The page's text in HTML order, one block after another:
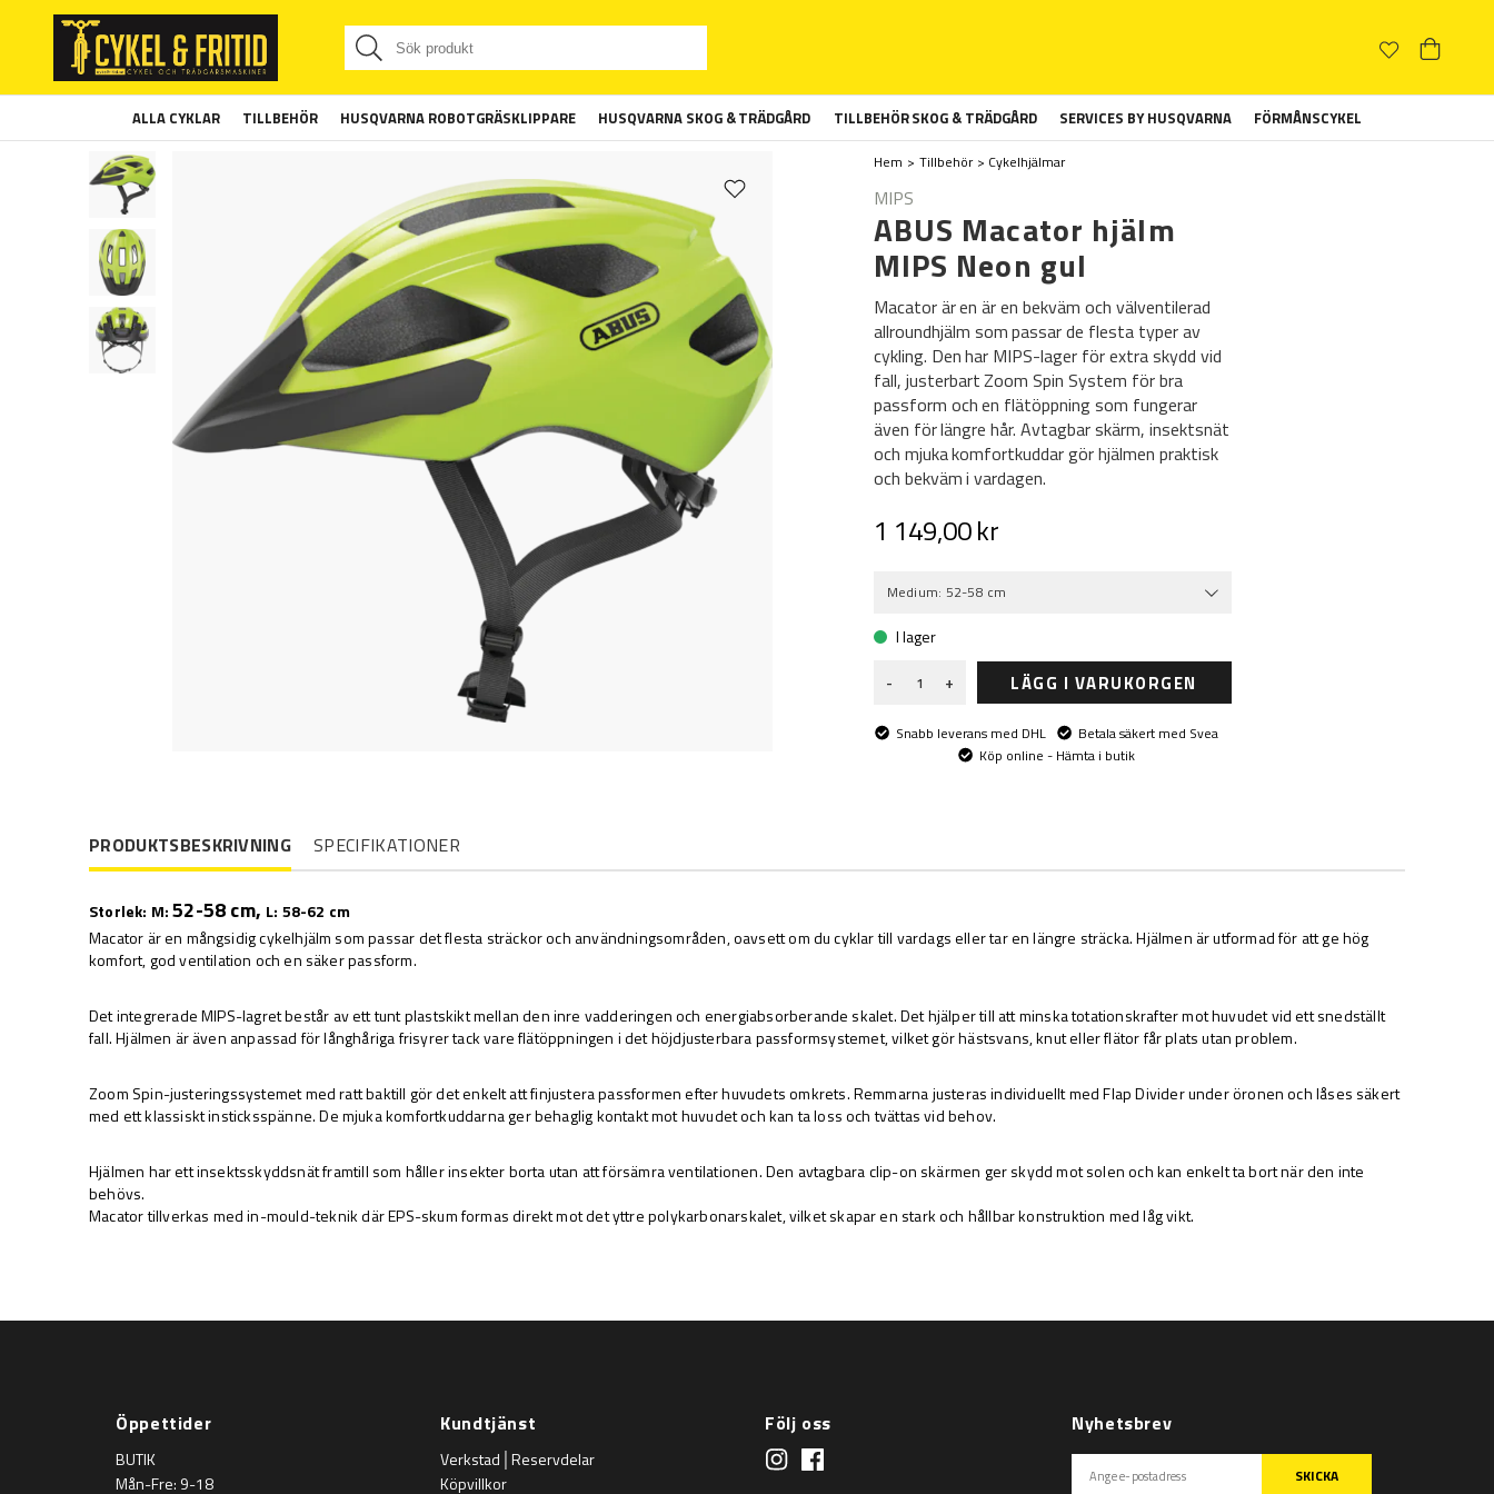
ALLA CYKLAR TILLBEHÖR HUSQVARNA ROBOTGRÄSKLIPPARE HUSQVARNA SKOG & TRÄDGÅRD TILLBEHÖR SKOG & TRÄDGÅRD SERVICES BY HUSQVARNA FÖRMÅNSCYKEL
Hem Tillbehör Cykelhjälmar
MIPS
ABUS Macator hjälm
MIPS Neon gul
Macator är en är en bekväm och välventilerad
allroundhjälm som passar de flesta typer av
cykling. Den har MIPS-lager för extra skydd vid
fall, justerbart Zoom Spin System för bra
passform och en flätöppning som fungerar
även för längre hår. Avtagbar skärm, insektsnät
och mjuka komfortkuddar gör hjälmen praktisk
och bekväm i vardagen.
1 149,00 kr
Medium: 52-58 cm
I lager
-
+ LÄGG I VARUKORGEN
Snabb leverans med DHL
Betala säkert med Svea
Köp online - Hämta i butik
PRODUKTSBESKRIVNING SPECIFIKATIONER
Storlek: M:52-58 cm, L: 58-62 cm
Macator är en mångsidig cykelhjälm som passar det flesta sträckor och användningsområden, oavsett om du cyklar till vardags eller tar en längre sträcka. Hjälmen är utformad för att ge hög
komfort, god ventilation och en säker passform.
Det integrerade MIPS-lagret består av ett tunt plastskikt mellan den inre vadderingen och energiabsorberande skalet. Det hjälper till att minska totationskrafter mot huvudet vid ett snedställt
fall. Hjälmen är även anpassad för långhåriga frisyrer tack vare flätöppningen i det höjdjusterbara passformsystemet, vilket gör hästsvans, knut eller flätor får plats utan problem.
Zoom Spin-justeringssystemet med ratt baktill gör det enkelt att finjustera passformen efter huvudets omkrets. Remmarna justeras individuellt med Flap Divider under öronen och låses säkert
med ett klassiskt insticksspänne. De mjuka komfortkuddarna ger behaglig kontakt mot huvudet och kan ta loss och tvättas vid behov.
Hjälmen har ett insektsskyddsnät framtill som håller insekter borta utan att försämra ventilationen. Den avtagbara clip-on skärmen ger skydd mot solen och kan enkelt ta bort när den inte
behövs.
Macator tillverkas med in-mould-teknik där EPS-skum formas direkt mot det yttre polykarbonarskalet, vilket skapar en stark och hållbar konstruktion med låg vikt.
Öppettider
BUTIK
Mån-Fre: 9-18
Kundtjänst
Verkstad│Reservdelar
Köpvillkor
Följ oss Nyhetsbrev
SKICKA